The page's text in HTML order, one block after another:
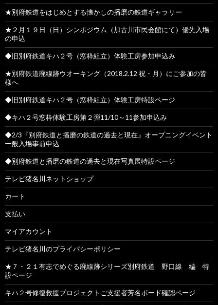
★別府鉄道をはじめとする懐かしの播磨の鉄道ギャラリー
★２月１９日（日）シンポジウム（加古川市民会館にて）優先入場
の申込
◆旧別府鉄道キハ２号（窓枠組立）体験工房参加申込み
★別府鉄道廃線跡ウオーキング（2018.2.12 祝・月）にご参加の皆
様へ
◆旧別府鉄道キハ２号（窓枠組立）体験工房特設ページ
◆キハ２号窓枠体験工房第２弾11/10～11参加申込み
◆2/3『別府鉄道と播磨の鉄道の過去と現在』オープニングイベント
一般入場事前申込
◆別府鉄道と播磨の鉄道の過去と現在写真展特設ページ
テレビ猪名川ネットショップ
カート
支払い
マイアカウント
テレビ猪名川のプライバシーポリシー
★７・２１有志でめぐる廃線跡シリーズ別府鉄道 野口線 編 特
設ページ
キハ２号修復救援プロジェクトご支援者芳名ボード確認ページ